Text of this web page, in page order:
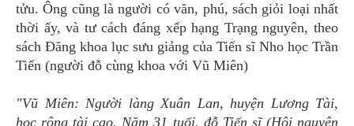
tửu. Ông cũng là người có văn, phú, sách giỏi loại nhất
thời ấy, và tư cách đáng xếp hạng Trạng nguyên, theo
sách Đăng khoa lục sưu giảng của Tiến sĩ Nho học Trần
Tiến (người đỗ cùng khoa với Vũ Miên)
"Vũ Miên: Người làng Xuân Lan, huyện Lương Tài,
học rộng tài cao. Năm 31 tuổi, đỗ Tiến sĩ (Hội nguyên